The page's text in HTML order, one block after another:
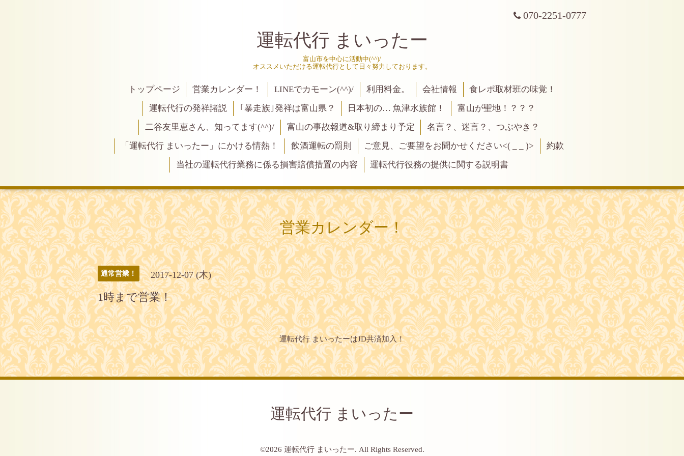
070-2251-0777
運転代行 まいったー
富山市を中心に活動中(^^)/
オススメいただける運転代行として日々努力しております。
トップページ 営業カレンダー！ LINEでカモーン(^^)/ 利用料金。 会社情報
食レポ取材班の味覚！
運転代行の発祥諸説
｢暴走族｣発祥は富山県？ 日本初の… 魚津水族館！
富山が聖地！？？？
二谷友里恵さん、知ってます(^^)/
富山の事故報道&取り締まり予定
名言？、迷言？、つぶやき？
「運転代行 まいったー」にかける情熱！
飲酒運転の罰則 ご意見、ご要望をお聞かせください<( _ _ )>
約款
当社の運転代行業務に係る損害賠償措置の内容
運転代行役務の提供に関する説明書
営業カレンダー！
通常営業！ 2017-12-07 (木)
1時まで営業！
運転代行 まいったーはJD共済加入！
運転代行 まいったー
©2026 運転代行 まいったー. All Rights Reserved.